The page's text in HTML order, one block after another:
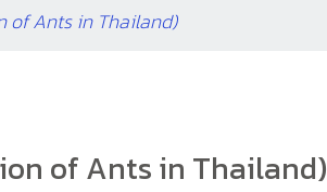
of Ants in Thailand)
of Ants in Thailand)